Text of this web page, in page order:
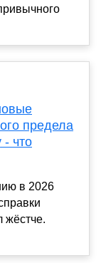
предела
- что
в 2026
жёстче.